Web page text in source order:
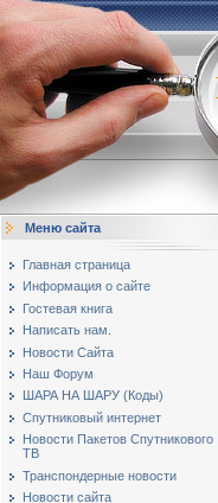
Меню сайта
Главная страница
Информация о сайте
Гостевая книга
Написать нам.
Новости Сайта
Наш Форум
ШАРА НА ШАРУ (Коды)
Спутниковый интернет
Новости Пакетов Спутникового
ТВ
Транспондерные новости
Новости сайта